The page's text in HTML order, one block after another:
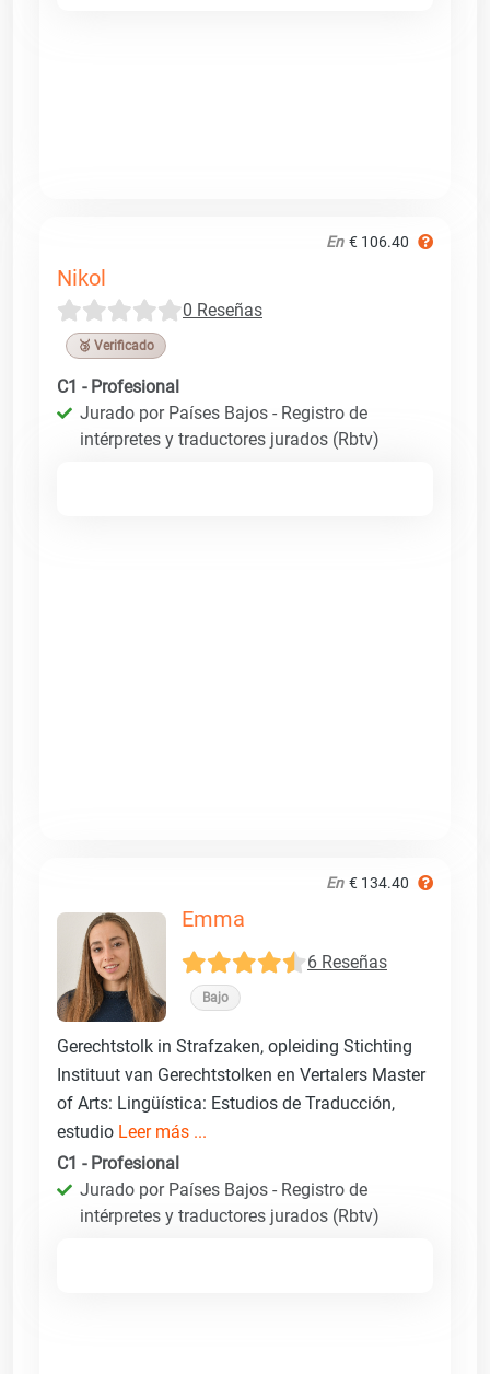
En € 106.40
Nikol
0 Reseñas
🥉 Verificado
C1 - Profesional
Jurado por Países Bajos - Registro de
intérpretes y traductores jurados (Rbtv)
En € 134.40
Emma
6 Reseñas
Bajo
Gerechtstolk in Strafzaken, opleiding Stichting
Instituut van Gerechtstolken en Vertalers Master
of Arts: Lingüística: Estudios de Traducción,
estudio Leer más ...
C1 - Profesional
Jurado por Países Bajos - Registro de
intérpretes y traductores jurados (Rbtv)